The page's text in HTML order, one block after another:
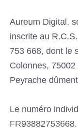
Aureum Digital,
inscrite au
753 668, dont le
Colonnes,
Peyrache
Le numéro
FR93882753668.